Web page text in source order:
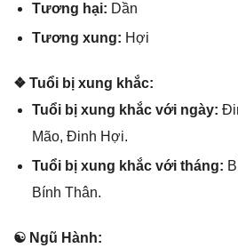
Tươnɡ hại: Dần
Tươnɡ xung: Hợi
❖ Tuổi bị xunɡ khắc:
Tuổi bị xunɡ khắc với ngày:
Mão, Đinh Hợi.
Tuổi bị xunɡ khắc với tháng:
Bính Thân.
☯ Ngũ Hành: